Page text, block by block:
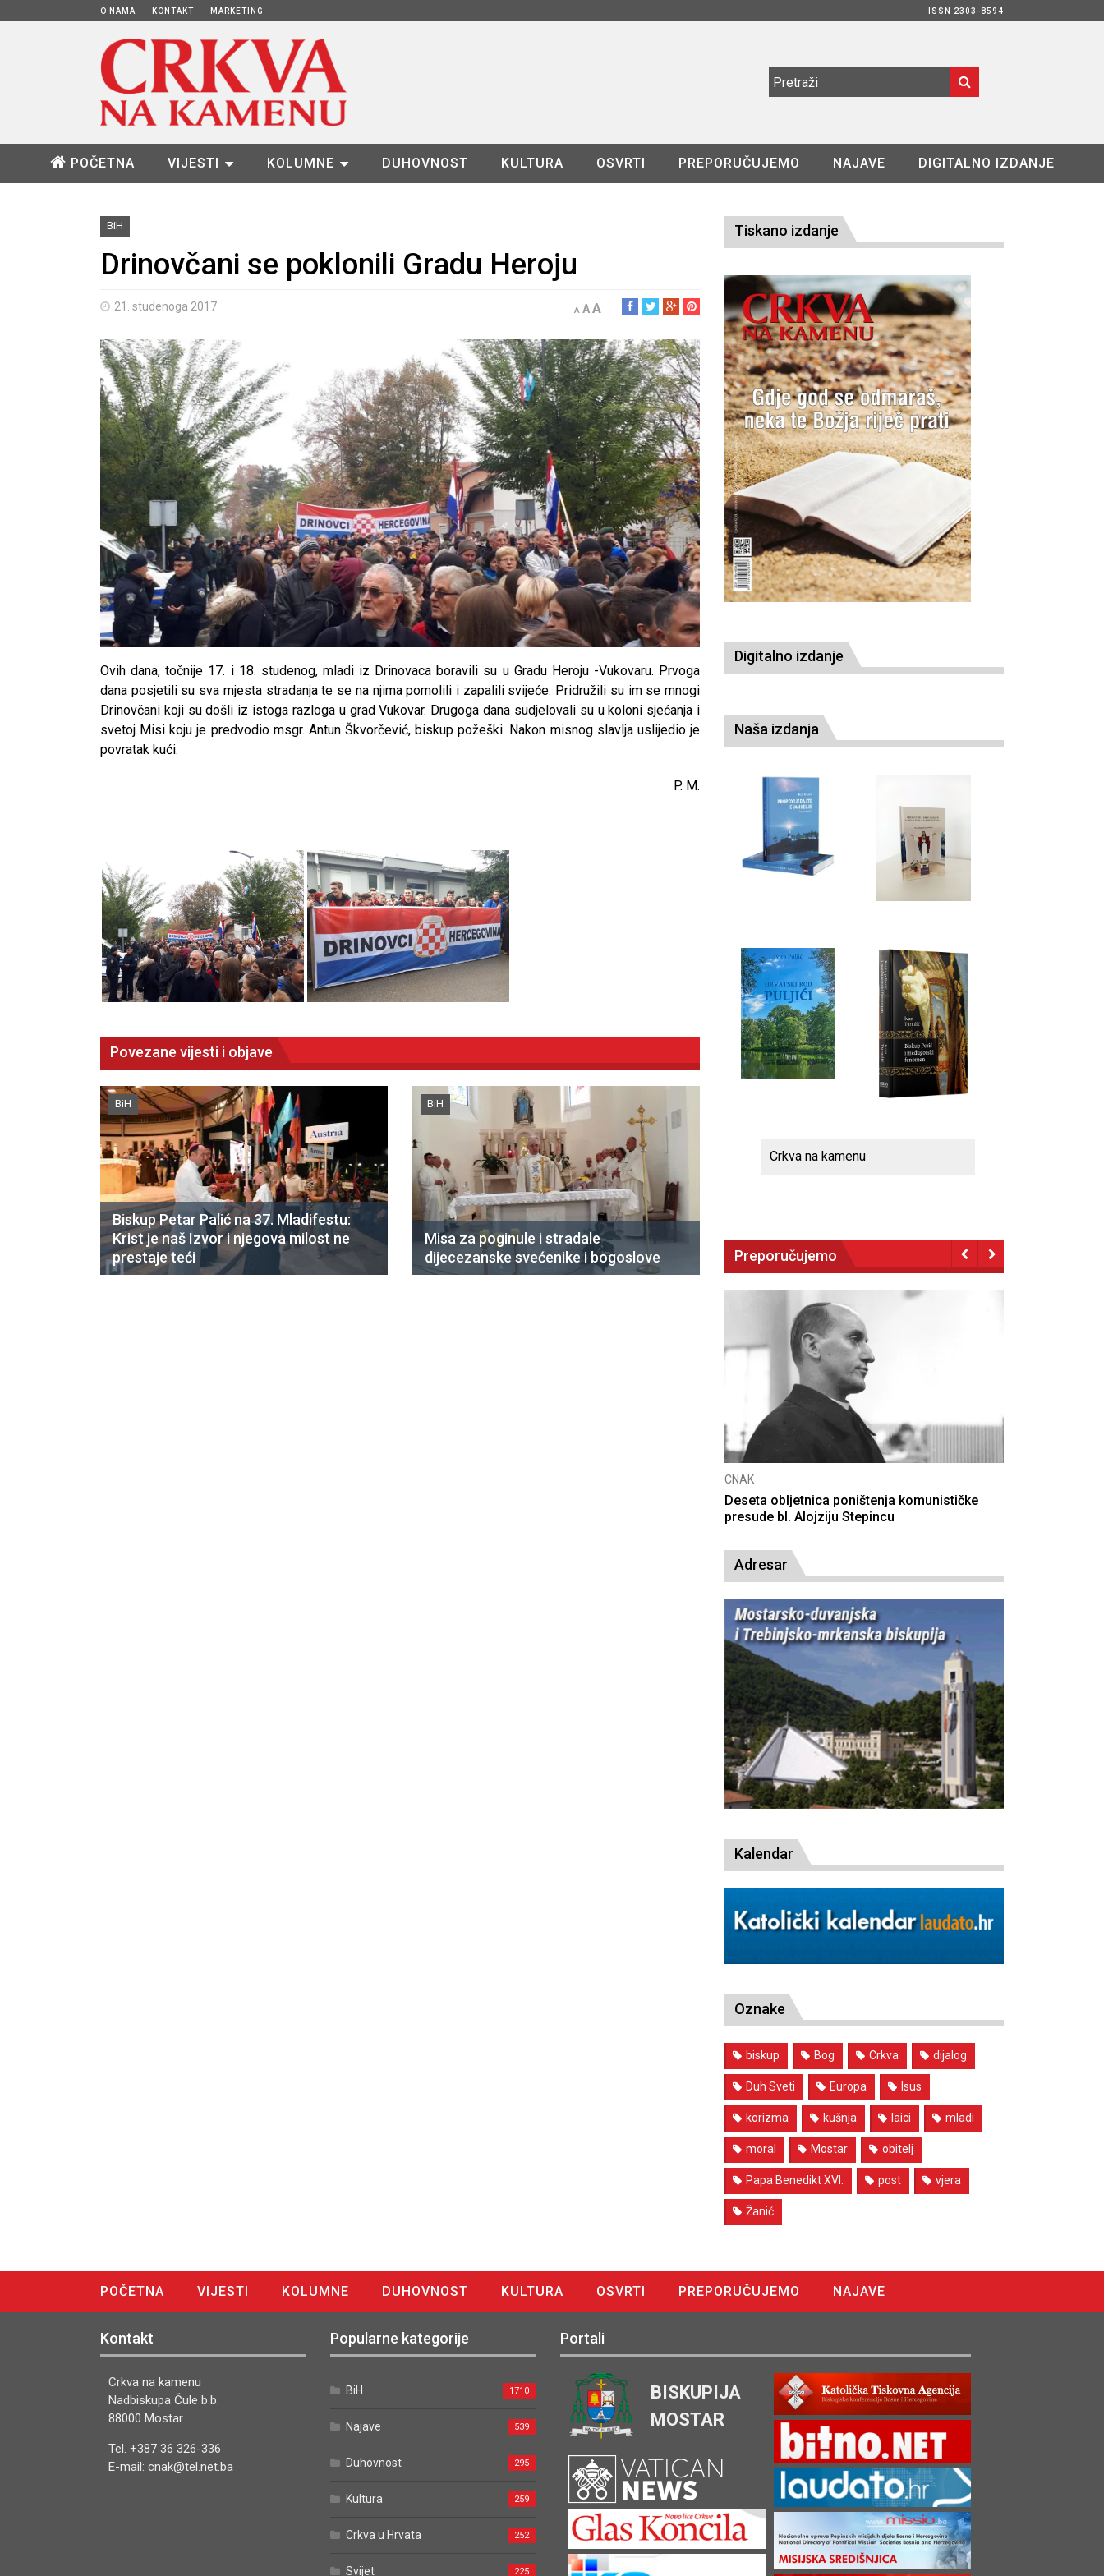
O NAMA KONTAKT MARKETING ISSN 2303-8594
POČETNA VIJESTI KOLUMNE DUHOVNOST KULTURA OSVRTI PREPORUČUJEMO NAJAVE DIGITALNO IZDANJE
BiH
Drinovčani se poklonili Gradu Heroju
21. studenoga 2017. A AA
Ovih dana, točnije 17. i 18. studenog, mladi iz Drinovaca boravili su u Gradu Heroju -Vukovaru. Prvoga
dana posjetili su sva mjesta stradanja te se na njima pomolili i zapalili svijeće. Pridružili su im se mnogi
Drinovčani koji su došli iz istoga razloga u grad Vukovar. Drugoga dana sudjelovali su u koloni sjećanja i
svetoj Misi koju je predvodio msgr. Antun Škvorčević, biskup požeški. Nakon misnog slavlja uslijedio je
povratak kući.
P. M.
Povezane vijesti i objave
BiH
Biskup Petar Palić na 37. Mladifestu:
Krist je naš Izvor i njegova milost ne
prestaje teći
BiH
Misa za poginule i stradale
dijecezanske svećenike i bogoslove
Tiskano izdanje
Digitalno izdanje
Naša izdanja
Crkva na kamenu
Preporučujemo
CNAK
Deseta obljetnica poništenja komunističke
presude bl. Alojziju Stepincu
Adresar
Kalendar
Oznake
biskup Bog Crkva dijalog
Duh Sveti Europa Isus
korizma kušnja laici mladi
moral Mostar obitelj
Papa Benedikt XVI. post vjera
Žanić
POČETNA VIJESTI KOLUMNE DUHOVNOST KULTURA OSVRTI PREPORUČUJEMO
NAJAVE
Kontakt
Crkva na kamenu
Nadbiskupa Čule b.b.
88000 Mostar
Tel. +387 36 326-336
E-mail: cnak@tel.net.ba
Popularne kategorije
BiH 1710
Najave 539
Duhovnost 295
Kultura 259
Crkva u Hrvata 252
Svijet 225
Portali
BISKUPIJA
MOSTAR